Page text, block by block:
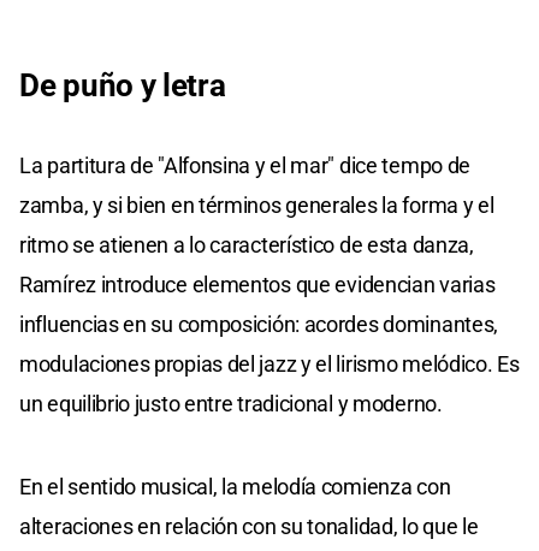
De puño y letra
La partitura de "Alfonsina y el mar" dice tempo de
zamba, y si bien en términos generales la forma y el
ritmo se atienen a lo característico de esta danza,
Ramírez introduce elementos que evidencian varias
influencias en su composición: acordes dominantes,
modulaciones propias del jazz y el lirismo melódico. Es
un equilibrio justo entre tradicional y moderno.
En el sentido musical, la melodía comienza con
alteraciones en relación con su tonalidad, lo que le